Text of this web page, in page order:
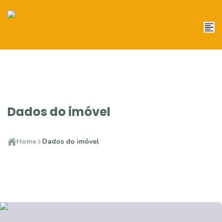
Dados do imóvel
Home Dados do imóvel